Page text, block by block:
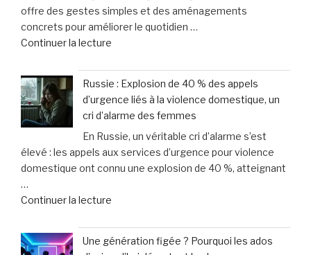
Moto
innove
un
service
d’excellence »
offre des gestes simples et des aménagements
concrets pour améliorer le quotidien …
Continuer la lecture
chien
ou
chat
vieillit
:
astuces
faciles
Russie : Explosion de 40 % des appels
d’urgence liés à la violence domestique, un
cri d’alarme des femmes
En Russie, un véritable cri d’alarme s’est
élevé : les appels aux services d’urgence pour violence
domestique ont connu une explosion de 40 %, atteignant
…
Continuer la lecture
:
Explosion
Une génération figée ? Pourquoi les ados